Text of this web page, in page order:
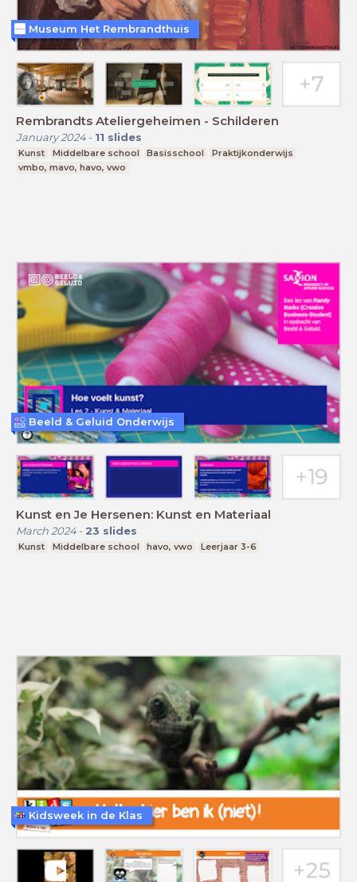
Rembrandts Ateliergeheimen - Schilderen
January 2024- 11 slides
Kunst Middelbare school Basisschool
Praktijkonderwijs
vmbo, mavo, havo, vwo
Museum Het Rembrandthuis
Kunst en Je Hersenen: Kunst en Materiaal
March 2024- 23 slides
Kunst Middelbare school havo, vwo Leerjaar 3-6
Beeld & Geluid Onderwijs
Kidsweek in de Klas